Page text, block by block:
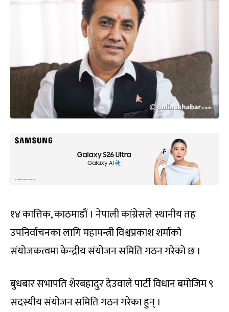
१४ कात्तिक, काठमाडौं । नेपाली कांग्रेसले स्थानीय तह
उपनिर्वाचनका लागि महामन्त्री विश्वप्रकाश शर्माको
संयोजकत्वमा केन्द्रीय संयोजन समिति गठन गरेको छ ।
बुधबार सभापति शेरबहादुर देउवाले पार्टी विधान बमोजिम ९
सदस्यीय संयोजन समिति गठन गरेका हुन् ।